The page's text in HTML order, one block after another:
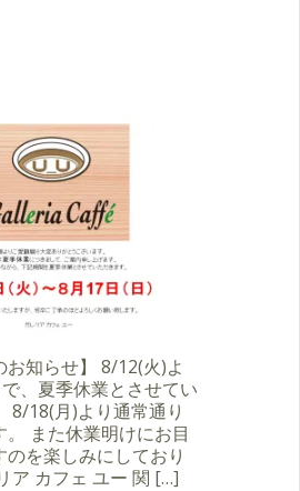
お知らせ】 8/12(火)よ
、夏季休業とさせてい
8/18(月)より通常通り
また休業明けにお目
のを楽しみにしており
ア カフェ ユー 関 […]